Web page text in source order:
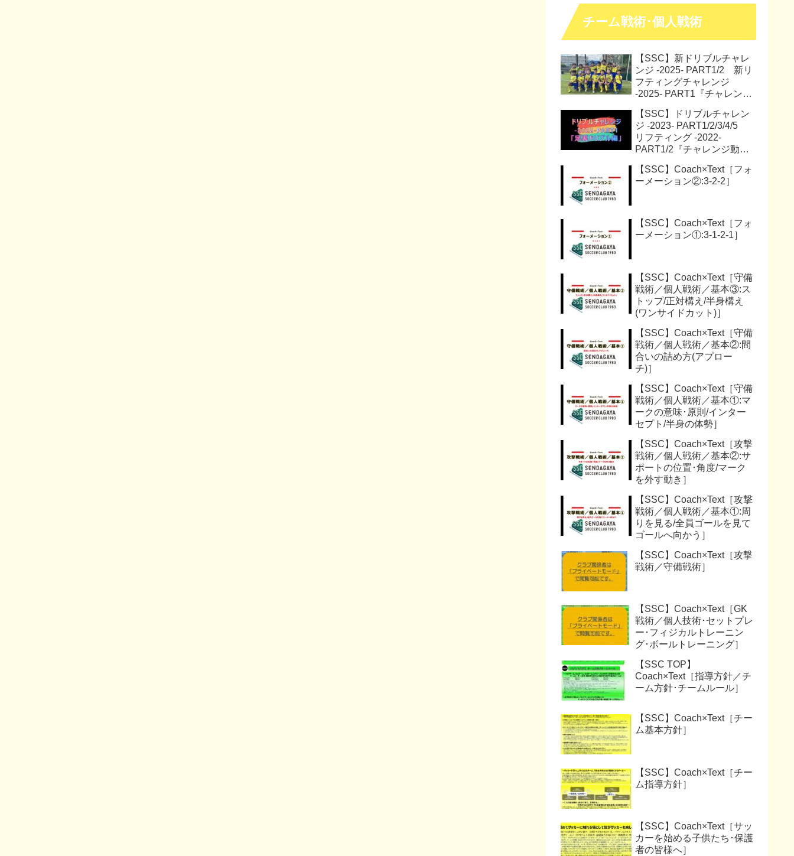
チーム戦術･個人戦術
【SSC】新ドリブルチャレ
ンジ -2025- PART1/2 新リ
フティングチャレンジ
-2025- PART1『チャレンジ
画』
【SSC】ドリブルチャレン
ジ -2023- PART1/2/3/4/5
リフティング -2022-
PART1/2『チャレンジ動
【SSC】Coach×Text［フォ
ーメーション②:3-2-2］
【SSC】Coach×Text［フォ
ーメーション①:3-1-2-1］
【SSC】Coach×Text［守備
戦術／個人戦術／基本③:ス
トップ/正対構え/半身構え
(ワンサイドカット)］
【SSC】Coach×Text［守備
戦術／個人戦術／基本②:間
合いの詰め方(アプロー
チ)］
【SSC】Coach×Text［守備
戦術／個人戦術／基本①:マ
ークの意味･原則/インター
セプト/半身の体勢］
【SSC】Coach×Text［攻撃
戦術／個人戦術／基本②:サ
ポートの位置･角度/マーク
を外す動き］
【SSC】Coach×Text［攻撃
戦術／個人戦術／基本①:周
りを見る/全員ゴールを見て
ゴールへ向かう］
【SSC】Coach×Text［攻撃
戦術／守備戦術］
【SSC】Coach×Text［GK
戦術／個人技術･セットプレ
ー･フィジカルトレーニン
グ･ボールトレーニング］
【SSC TOP】
Coach×Text［指導方針／チ
ーム方針･チームルール］
【SSC】Coach×Text［チー
ム基本方針］
【SSC】Coach×Text［チー
ム指導方針］
【SSC】Coach×Text［サッ
カーを始める子供たち･保護
者の皆様へ］